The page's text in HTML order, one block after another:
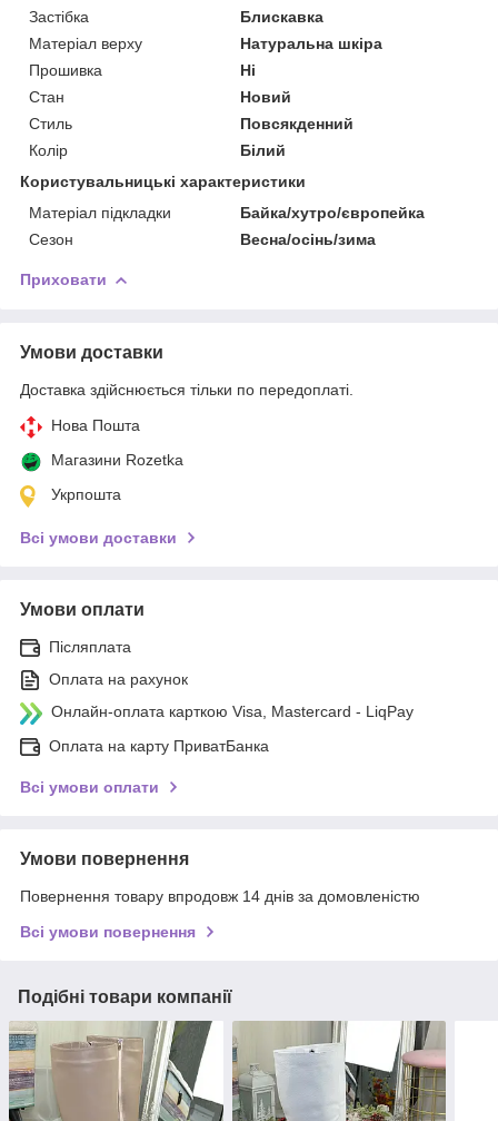
Застібка
Блискавка
Матеріал верху
Натуральна шкіра
Прошивка
Ні
Стан
Новий
Стиль
Повсякденний
Колір
Білий
Користувальницькі характеристики
Матеріал підкладки
Байка/хутро/європейка
Сезон
Весна/осінь/зима
Приховати
Умови доставки
Доставка здійснюється тільки по передоплаті.
Нова Пошта
Магазини Rozetka
Укрпошта
Всі умови доставки
Умови оплати
Післяплата
Оплата на рахунок
Онлайн-оплата карткою Visa, Mastercard - LiqPay
Оплата на карту ПриватБанка
Всі умови оплати
Умови повернення
Повернення товару впродовж 14 днів за домовленістю
Всі умови повернення
Подібні товари компанії